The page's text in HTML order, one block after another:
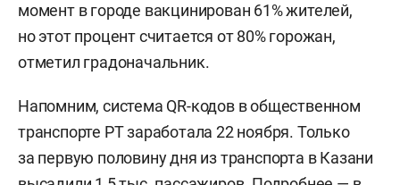
момент в городе вакцинирован 61% жителей,
но этот процент считается от 80% горожан,
отметил градоначальник.
Напомним, система QR-кодов в общественном
транспорте РТ заработала 22 ноября. Только
за первую половину дня из транспорта в Казани